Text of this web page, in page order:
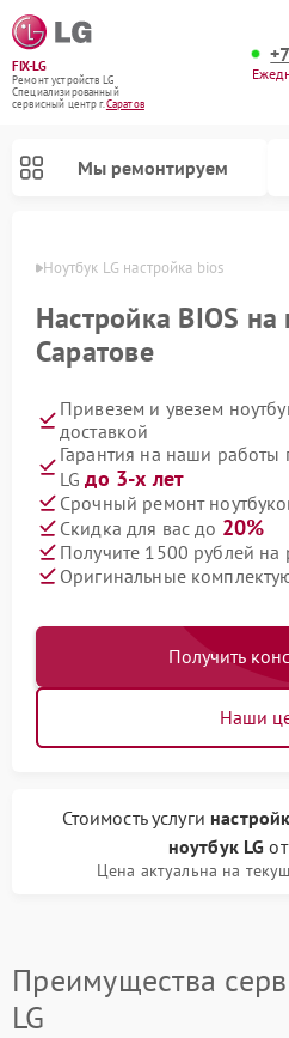
FIX-LG
Ремонт устройств LG
Специализированный
cервисный центр г.Саратов
Мы ремонтируем
Ноутбук LG настройка bios
Настройка BIOS на
Саратове
Привезем и увезем
доставкой
Гарантия на наши работы
LGдо 3-х лет
Срочный ремонт
Скидка для вас до 20%
Получите 1500 рублей на
Оригинальные
Получить
Наши
Стоимость услуги
ноутбук LG от
Цена актуальна на
Преимущества
LG